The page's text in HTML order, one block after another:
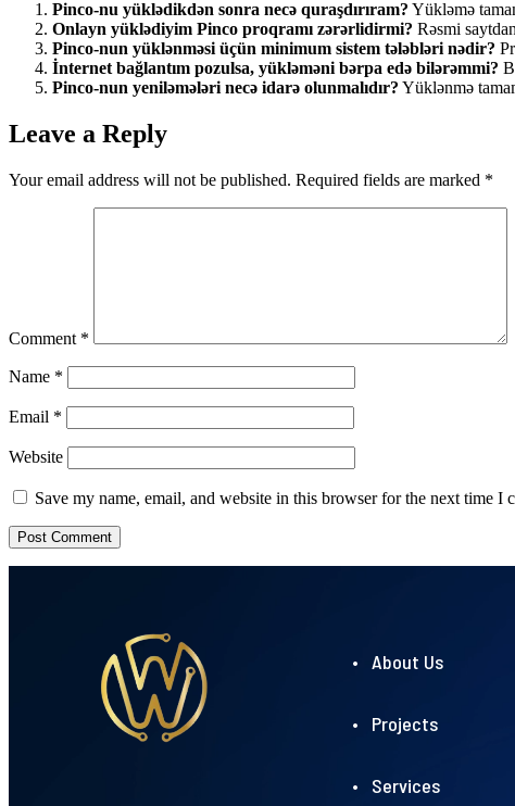
Pinco-nu yüklədikdən sonra necə quraşdırıram? Yükləmə
Onlayn yüklədiyim Pinco proqramı zərərlidirmi? Rəsmi
Pinco-nun yüklənməsi üçün minimum sistem tələbləri nədir?
İnternet bağlantım pozulsa, yükləməni bərpa edə bilərəmmi?
Pinco-nun yeniləmələri necə idarə olunmalıdır? Yüklənmə
Leave a Reply
Your email address will not be published. Required fields are marked *
Comment *
Name *
Email *
Website
Save my name, email, and website in this browser for the next time I
• About Us
• Projects
• Services